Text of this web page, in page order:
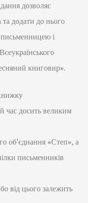
дозволяє
додати до нього
письменницею і
книговир».
час досить великим
об’єднання «Степ», а
письменників
від цього залежить